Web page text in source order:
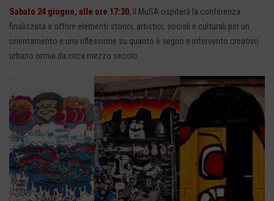
Sabato 24 giugno, alle ore 17:30, il MuSA ospiterà la conferenza
finalizzata a offrire elementi storici, artistici, sociali e culturali per un
orientamento e una riflessione su quanto è segno e intervento creativo
urbano ormai da circa mezzo secolo.